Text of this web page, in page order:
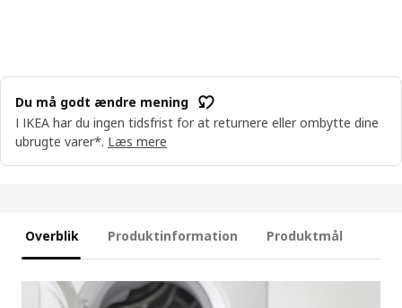
Du må godt ændre mening
I IKEA har du ingen tidsfrist for at returnere eller ombytte dine
ubrugte varer*. Læs mere
Overblik Produktinformation Produktmål